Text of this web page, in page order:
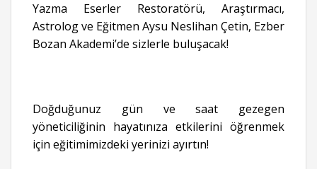
Yazma Eserler Restoratörü, Araştırmacı,
Astrolog ve Eğitmen Aysu Neslihan Çetin, Ezber
Bozan Akademi’de sizlerle buluşacak!
Doğduğunuz gün ve saat gezegen
yöneticiliğinin hayatınıza etkilerini öğrenmek
için eğitimimizdeki yerinizi ayırtın!